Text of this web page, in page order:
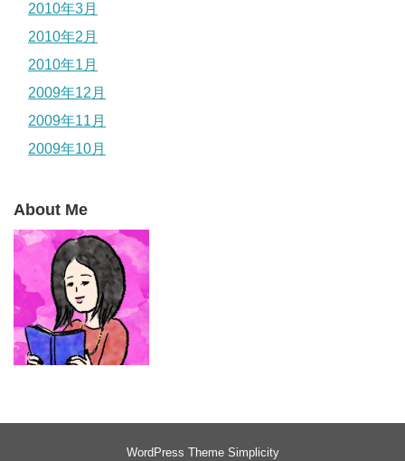
2010年3月
2010年2月
2010年1月
2009年12月
2009年11月
2009年10月
About Me
WordPress Theme Simplicity